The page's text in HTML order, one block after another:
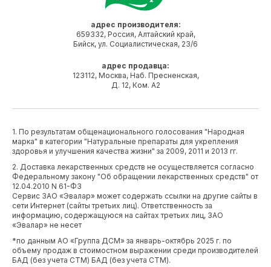
адрес производителя:
659332, Россия, Алтайский край,
Бийск, ул. Социалистическая, 23/6
адрес продавца:
123112, Москва, Наб. Пресненская,
Д. 12, Ком. А2
1. По результатам общенационального голосования "Народная
марка" в категории "Натуральные препараты для укрепления
здоровья и улучшения качества жизни" за 2009, 2011 и 2013 гг.
2. Доставка лекарственных средств не осуществляется согласно
Федеральному закону "Об обращении лекарственных средств" от
12.04.2010 N 61-ФЗ
Сервис ЗАО «Эвалар» может содержать ссылки на другие сайты в
сети Интернет (сайты третьих лиц). Ответственность за
информацию, содержащуюся на сайтах третьих лиц, ЗАО
«Эвалар» не несет
*по данным АО «Группа ДСМ» за январь-октябрь 2025 г. по
объему продаж в стоимостном выражении среди производителей
БАД (без учета СТМ) БАД (без учета СТМ).